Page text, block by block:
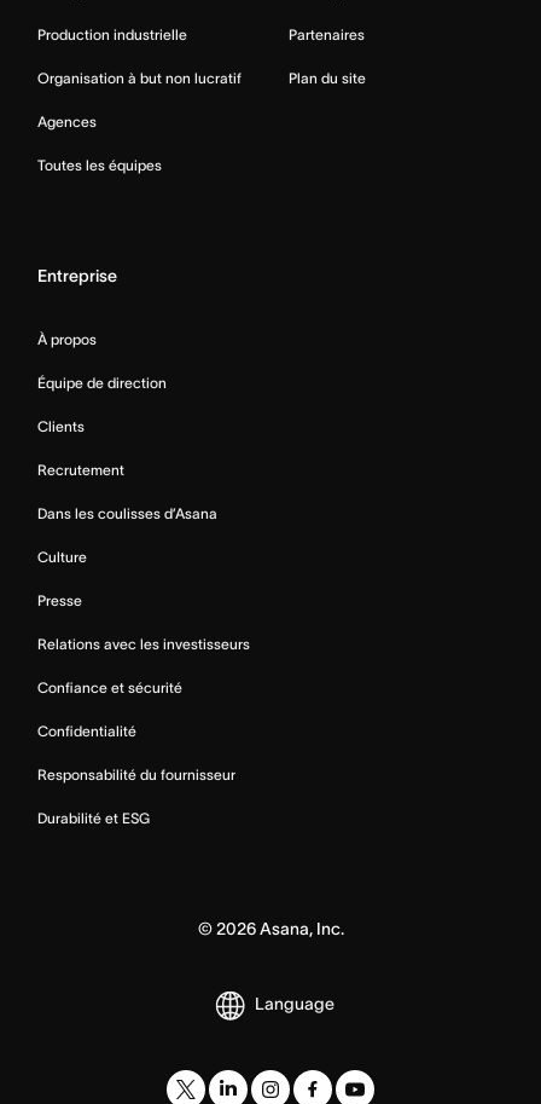
Production industrielle
Organisation à but non lucratif
Agences
Toutes les équipes
Partenaires
Plan du site
Entreprise
À propos
Équipe de direction
Clients
Recrutement
Dans les coulisses d’Asana
Culture
Presse
Relations avec les investisseurs
Confiance et sécurité
Confidentialité
Responsabilité du fournisseur
Durabilité et ESG
© 2026Asana, Inc.
Language